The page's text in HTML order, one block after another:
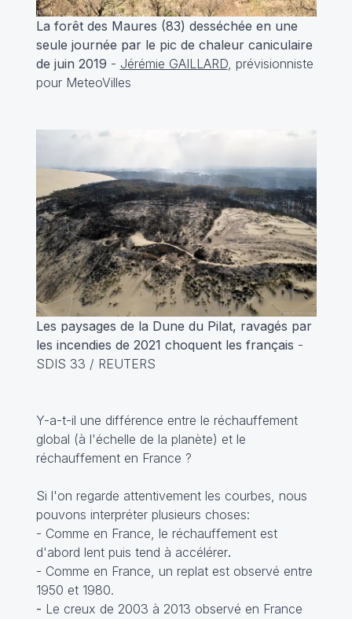
La forêt des Maures (83) desséchée en une
seule journée par le pic de chaleur caniculaire
de juin 2019 - Jérémie GAILLARD, prévisionniste
pour MeteoVilles
Les paysages de la Dune du Pilat, ravagés par
les incendies de 2021 choquent les français -
SDIS 33 / REUTERS
Y-a-t-il une différence entre le réchauffement
global (à l'échelle de la planète) et le
réchauffement en France ?
Si l'on regarde attentivement les courbes, nous
pouvons interpréter plusieurs choses:
- Comme en France, le réchauffement est
d'abord lent puis tend à accélérer.
- Comme en France, un replat est observé entre
1950 et 1980.
- Le creux de 2003 à 2013 observé en France